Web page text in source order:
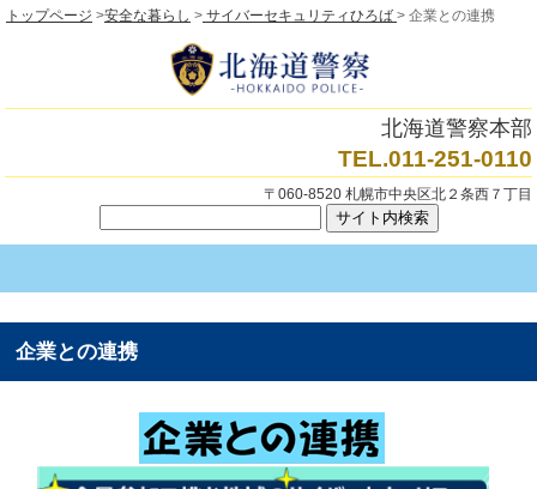
トップページ >安全な暮らし > サイバーセキュリティひろば > 企業との連携
北海道警察本部
TEL.011-251-0110
〒060-8520 札幌市中央区北２条西７丁目
企業との連携